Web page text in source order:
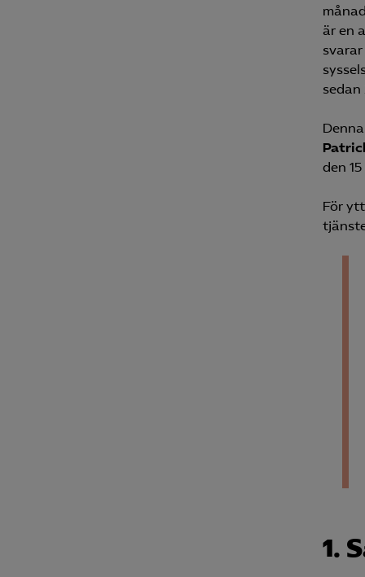
är en
sedan
den
För
1.